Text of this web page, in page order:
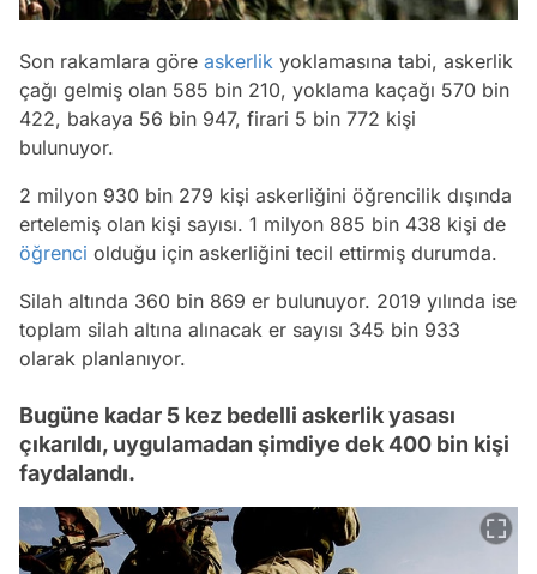
Son rakamlara göre askerlik yoklamasına tabi, askerlik
çağı gelmiş olan 585 bin 210, yoklama kaçağı 570 bin
422, bakaya 56 bin 947, firari 5 bin 772 kişi
bulunuyor.
2 milyon 930 bin 279 kişi askerliğini öğrencilik dışında
ertelemiş olan kişi sayısı. 1 milyon 885 bin 438 kişi de
öğrenci olduğu için askerliğini tecil ettirmiş durumda.
Silah altında 360 bin 869 er bulunuyor. 2019 yılında ise
toplam silah altına alınacak er sayısı 345 bin 933
olarak planlanıyor.
Bugüne kadar 5 kez bedelli askerlik yasası
çıkarıldı, uygulamadan şimdiye dek 400 bin kişi
faydalandı.